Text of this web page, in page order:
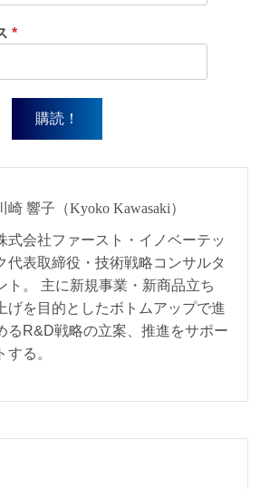
*
崎 響子（Kyoko Kawasaki）
式会社ファースト・イノベーテッ
代表取締役・技術戦略コンサルタ
ト。 主に新規事業・新商品立ち
上げを目的としたボトムアップで進
るR&D戦略の立案、推進をサポー
トする。